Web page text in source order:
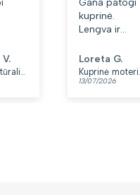
kuprinė.
Lengva ir
Patinka, kad
yra du skyriai.
👍
Loreta G.
13/07/2026